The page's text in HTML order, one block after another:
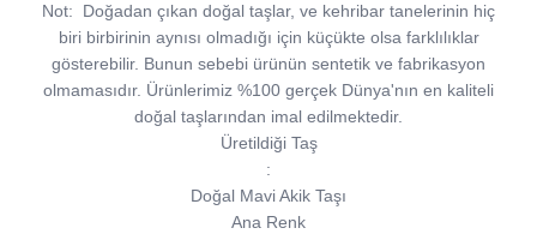
Not: Doğadan çıkan doğal taşlar, ve kehribar tanelerinin hiç
biri birbirinin aynısı olmadığı için küçükte olsa farklılıklar
gösterebilir. Bunun sebebi ürünün sentetik ve fabrikasyon
olmamasıdır. Ürünlerimiz %100 gerçek Dünya'nın en kaliteli
doğal taşlarından imal edilmektedir.
Üretildiği Taş
:
Doğal Mavi Akik Taşı
Ana Renk